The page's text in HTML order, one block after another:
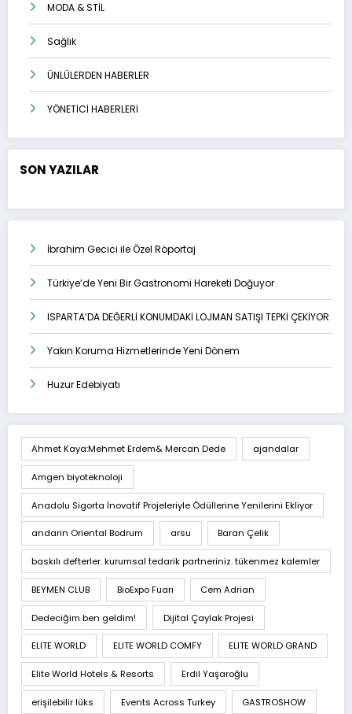
MODA & STİL
Sağlık
ÜNLÜLERDEN HABERLER
YÖNETİCİ HABERLERİ
SON YAZILAR
İbrahim Gecici ile Özel Röportaj
Türkiye’de Yeni Bir Gastronomi Hareketi Doğuyor
ISPARTA’DA DEĞERLİ KONUMDAKİ LOJMAN SATIŞI TEPKİ ÇEKİYOR
Yakın Koruma Hizmetlerinde Yeni Dönem
Huzur Edebiyatı
Ahmet Kaya:Mehmet Erdem& Mercan Dede ajandalar
Amgen biyoteknoloji
Anadolu Sigorta İnovatif Projeleriyle Ödüllerine Yenilerini Ekliyor
andarin Oriental Bodrum arsu Baran Çelik
baskılı defterler. kurumsal tedarik partneriniz. tükenmez kalemler
BEYMEN CLUB BioExpo Fuarı Cem Adrian
Dedeciğim ben geldim! Dijital Çaylak Projesi
ELITE WORLD ELITE WORLD COMFY ELITE WORLD GRAND
Elite World Hotels & Resorts Erdil Yaşaroğlu
erişilebilir lüks Events Across Turkey GASTROSHOW